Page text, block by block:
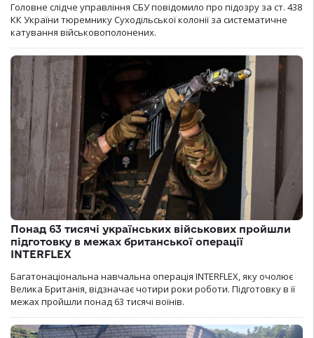
Головне слідче управління СБУ повідомило про підозру за ст. 438
КК України тюремнику Суходільської колонії за систематичне
катування військовополонених.
Понад 63 тисячі українських військових пройшли
підготовку в межах британської операції
INTERFLEX
Багатонаціональна навчальна операція INTERFLEX, яку очолює
Велика Британія, відзначає чотири роки роботи. Підготовку в її
межах пройшли понад 63 тисячі воїнів.